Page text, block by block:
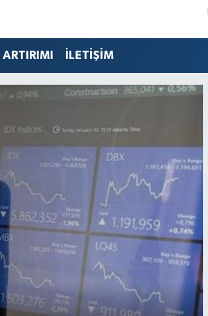
ARTIRIMI İLETİŞİM